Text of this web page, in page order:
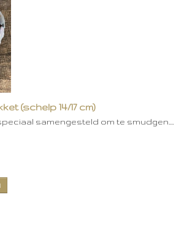
(schelp 14/17 cm)
samengesteld om te smudgen.…